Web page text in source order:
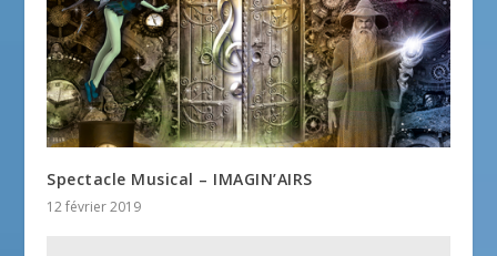
Spectacle Musical – IMAGIN’AIRS
12 février 2019